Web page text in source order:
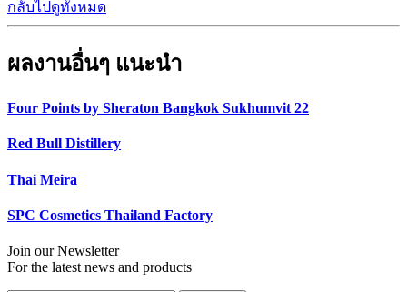
กลับไปดูทั้งหมด
ผลงานอื่นๆ แนะนำ
Four Points by Sheraton Bangkok Sukhumvit 22
Red Bull Distillery
Thai Meira
SPC Cosmetics Thailand Factory
Join our Newsletter
For the latest news and products